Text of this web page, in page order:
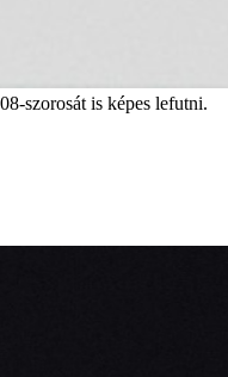
szorosát is képes lefutni.